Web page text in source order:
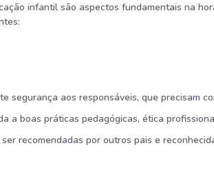
infantil são aspectos fundamentais na
segurança aos responsáveis, que precisam
a boas práticas pedagógicas, ética
recomendadas por outros pais e